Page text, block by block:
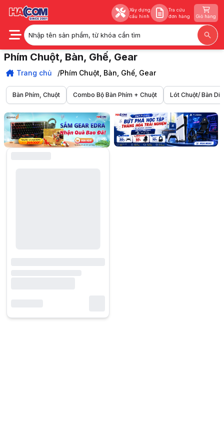
Xây dựng
cấu hình
Tra cứu
đơn hàng
Giỏ hàng
Nhập tên sản phẩm, từ khóa cần tìm
Xây dựng
cấu hình
Tra cứu
Phím Chuột, Bàn, Ghế, Gear
Săn Phím Chuột Gaming Gear chính hãng, cập nhật các mẫu Mới
Trang chủ
Trang chủ Phím Chuột, Bàn, Ghế, Gear
Bàn Phím, Chuột Combo Bộ Bàn Phím + Chuột Lót Chuột/ Bàn Di